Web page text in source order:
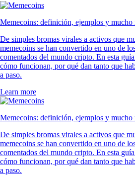
Memecoins: definición, ejemplos y mucho
De simples bromas virales a activos que
memecoins se han convertido en uno de
comentados del mundo cripto. En esta
cómo funcionan, por qué dan tanto que
a paso.
Learn more
Memecoins: definición, ejemplos y mucho
De simples bromas virales a activos que
memecoins se han convertido en uno de
comentados del mundo cripto. En esta
cómo funcionan, por qué dan tanto que
a paso.